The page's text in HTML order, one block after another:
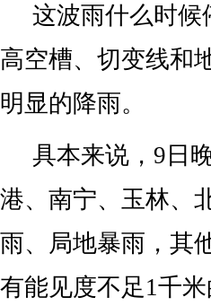
这波雨什么时候
高空槽、切变线和
明显的降雨。
具本来说，9日
港、南宁、玉林、
雨、局地暴雨，其
有能见度不足1千